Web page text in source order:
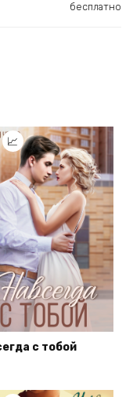
бесплатно
с тобой